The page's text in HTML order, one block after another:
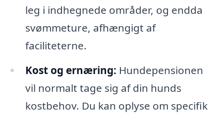
leg i indhegnede områder, og endda
svømmeture, afhængigt af
faciliteterne.
Kost og ernæring: Hundepensionen
vil normalt tage sig af din hunds
kostbehov. Du kan oplyse om specifik